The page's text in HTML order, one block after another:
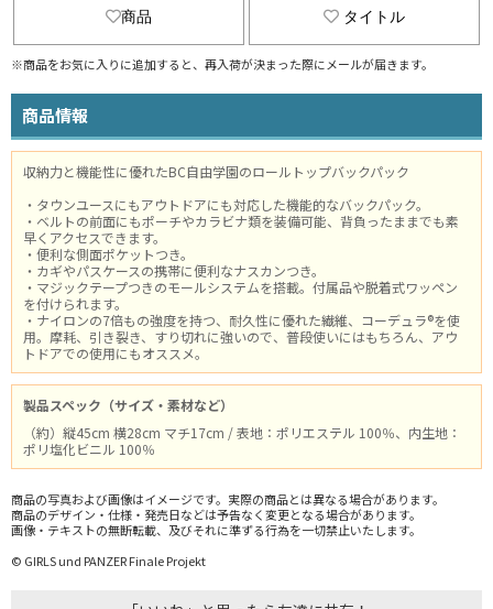
商品 タイトル
※商品をお気に入りに追加すると、再入荷が決まった際にメールが届きます。
商品情報
収納力と機能性に優れたBC自由学園のロールトップバックパック
・タウンユースにもアウトドアにも対応した機能的なバックパック。
・ベルトの前面にもポーチやカラビナ類を装備可能、背負ったままでも素
早くアクセスできます。
・便利な側面ポケットつき。
・カギやパスケースの携帯に便利なナスカンつき。
・マジックテープつきのモールシステムを搭載。付属品や脱着式ワッペン
を付けられます。
・ナイロンの7倍もの強度を持つ、耐久性に優れた繊維、コーデュラ®を使
用。摩耗、引き裂き、すり切れに強いので、普段使いにはもちろん、アウ
トドアでの使用にもオススメ。
製品スペック（サイズ・素材など）
（約）縦45cm 横28cm マチ17cm / 表地：ポリエステル 100％、内生地：
ポリ塩化ビニル 100％
商品の写真および画像はイメージです。実際の商品とは異なる場合があります。
商品のデザイン・仕様・発売日などは予告なく変更となる場合があります。
画像・テキストの無断転載、及びそれに準ずる行為を一切禁止いたします。
© GIRLS und PANZER Finale Projekt